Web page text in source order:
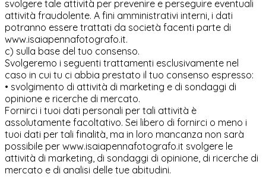
svolgere tale attività per prevenire e perseguire eventuali
attività fraudolente. A fini amministrativi interni, i dati
potranno essere trattati da società facenti parte di
www.isaiapennafotografo.it.
c) sulla base del tuo consenso.
Svolgeremo i seguenti trattamenti esclusivamente nel
caso in cui tu ci abbia prestato il tuo consenso espresso:
• svolgimento di attività di marketing e di sondaggi di
opinione e ricerche di mercato.
Fornirci i tuoi dati personali per tali attività è
assolutamente facoltativo. Sei libero di fornirci o meno i
tuoi dati per tali finalità, ma in loro mancanza non sarà
possibile per www.isaiapennafotografo.it svolgere le
attività di marketing, di sondaggi di opinione, di ricerche di
mercato e di analisi delle tue abitudini.